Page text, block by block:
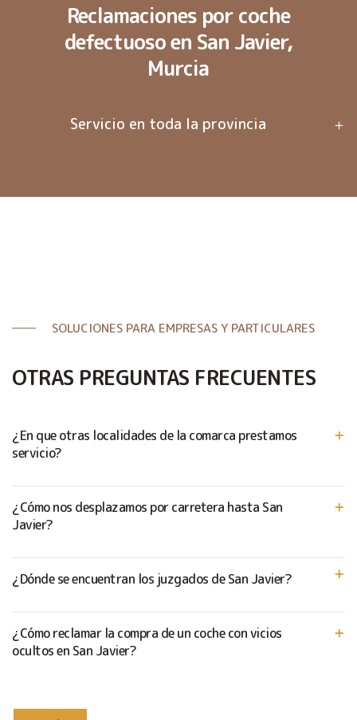
Reclamaciones por coche
defectuoso en San Javier,
Murcia
Servicio en toda la provincia
SOLUCIONES PARA EMPRESAS Y PARTICULARES
OTRAS PREGUNTAS FRECUENTES
¿En que otras localidades de la comarca prestamos
servicio?
¿Cómo nos desplazamos por carretera hasta San
Javier?
¿Dónde se encuentran los juzgados de San Javier?
¿Cómo reclamar la compra de un coche con vicios
ocultos en San Javier?